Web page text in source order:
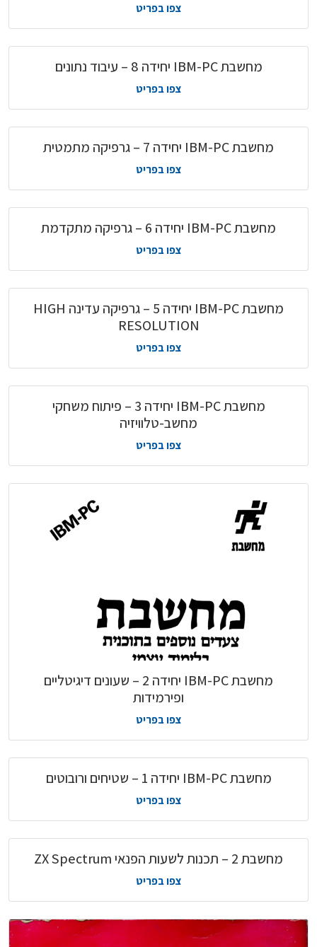
צפו בפריט
מחשבת IBM-PC יחידה 8 – עיבוד נתונים
צפו בפריט
מחשבת IBM-PC יחידה 7 – גרפיקה מתמטית
צפו בפריט
מחשבת IBM-PC יחידה 6 – גרפיקה מתקדמת
צפו בפריט
מחשבת IBM-PC יחידה 5 – גרפיקה עדינה HIGH
RESOLUTION
צפו בפריט
מחשבת IBM-PC יחידה 3 – פיתוח משחקי
מחשב-טלוויזיה
צפו בפריט
מחשבת IBM-PC יחידה 2 – שעונים דיגיטליים
ופירמידות
צפו בפריט
מחשבת IBM-PC יחידה 1 – שטיחים ורובוטים
צפו בפריט
מחשבת 2 – תכנות לשעות הפנאי ZX Spectrum
צפו בפריט